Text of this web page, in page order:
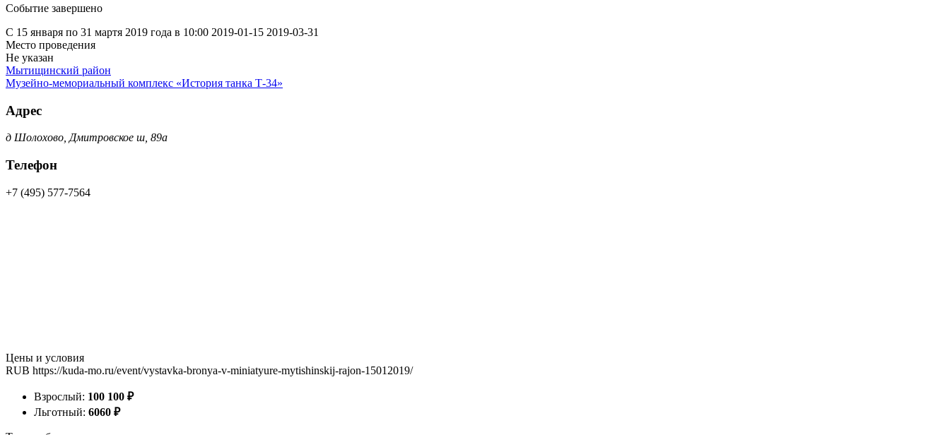
Событие завершено
С 15 января по 31 мартя 2019 года в 10:00 2019-01-15 2019-03-31
Место проведения
Не указан
Мытищинский район
Музейно-мемориальный комплекс «История танка Т-34»
Адрес
д Шолохово, Дмитровское ш, 89а
Телефон
+7 (495) 577-7564
Цены и условия
RUB https://kuda-mo.ru/event/vystavka-bronya-v-miniatyure-mytishinskij-rajon-15012019/
Взрослый: 100 100 ₽
Льготный: 6060 ₽